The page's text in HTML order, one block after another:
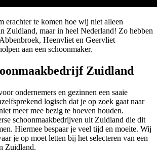
erachter te komen hoe wij niet alleen
Zuidland, maar in heel Nederland! Zo hebben
Heenvliet en Geervliet
aan een schoonmaker.
Zuidland
ondernemers en gezinnen een saaie
logisch dat je op zoek gaat naar
meer mee bezig te hoeven houden.
schoonmaakbedrijven uit Zuidland die dit
Hiermee bespaar je veel tijd en moeite. Wij
je op moet letten bij het selecteren van een
Zuidland.